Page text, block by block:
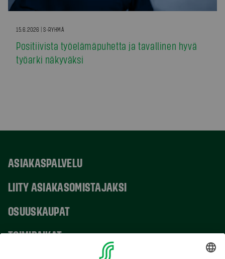
15.6.2026 | S-RYHMÄ
Positiivista työelämäpuhetta ja tavallinen hyvä
työarki näkyväksi
ASIAKASPALVELU
LIITY ASIAKASOMISTAJAKSI
OSUUSKAUPAT
TOIMIPAIKAT